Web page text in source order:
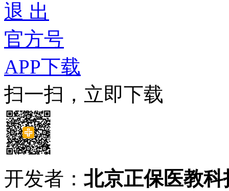
退 出
官方号
APP下载
扫一扫，立即下载
开发者： 北京正保医教